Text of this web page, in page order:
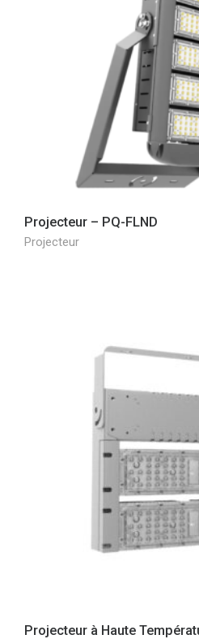
Projecteur – PQ-FLND
Projecteur
Projecteur à Haute